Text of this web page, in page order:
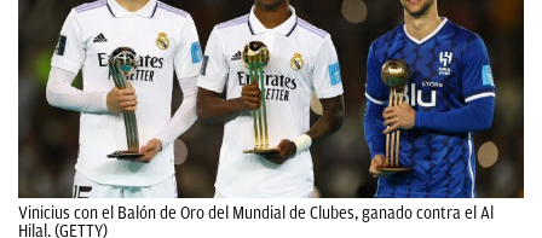
OKDIARIO
Vinicius con el Balón de Oro del Mundial de Clubes, ganado contra el Al
Hilal. (GETTY)